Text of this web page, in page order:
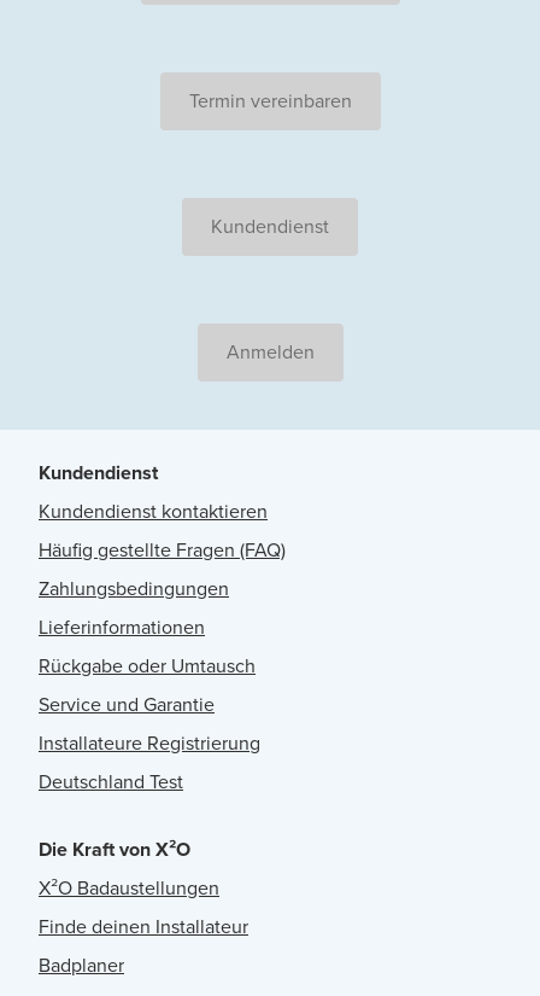
Termin vereinbaren
Kundendienst
Anmelden
Kundendienst
Kundendienst kontaktieren
Häufig gestellte Fragen (FAQ)
Zahlungsbedingungen
Lieferinformationen
Rückgabe oder Umtausch
Service und Garantie
Installateure Registrierung
Deutschland Test
Die Kraft von X²O
X²O Badaustellungen
Finde deinen Installateur
Badplaner